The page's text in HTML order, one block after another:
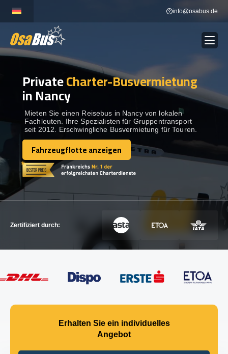
content
info@osabus.de
BUSVERMIETUNG Show dropdown
REISEZIELE Show dropdown
FLOTTE
KONTAKTIEREN SIE UNS
KONTAKTIEREN SIE UNS
PrivateCharter-Busvermietung
in Nancy
Mieten Sie einen Reisebus in Nancy von lokalen
Fachleuten. Ihre Spezialisten für Gruppentransport
seit 2012. Erschwingliche Busvermietung für Touren.
Fahrzeugflotte anzeigen
Fahrzeugflotte anzeigen
Zertifiziert durch:
Erhalten Sie ein individuelles
Angebot